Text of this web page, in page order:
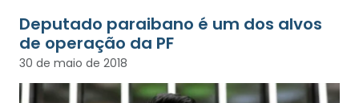
Deputado paraibano é um dos alvos
de operação da PF
30 de maio de 2018